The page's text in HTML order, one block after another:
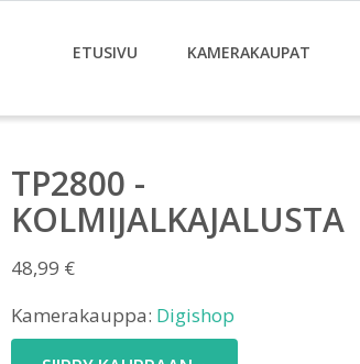
ETUSIVU KAMERAKAUPAT
TP2800 -
KOLMIJALKAJALUSTA
48,99 €
Kamerakauppa: Digishop